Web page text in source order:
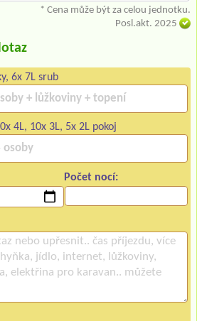
* Cena může být za celou jednotku.
Posl.akt. 2025
6x 7L srub
4L, 10x 3L, 5x 2L pokoj
Počet nocí: